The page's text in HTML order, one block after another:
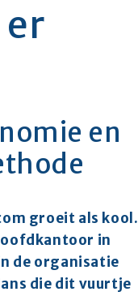
en
groeit als kool.
in
de organisatie
die dit vuurtje